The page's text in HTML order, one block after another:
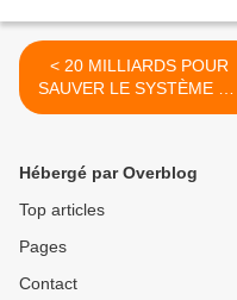
< 20 MILLIARDS POUR
SAUVER LE SYSTÈME DE
PROTECTION SOCIALE-
Hébergé par Overblog
Top articles
Pages
Contact